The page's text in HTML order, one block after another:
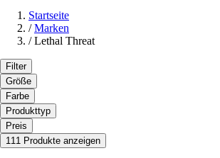
Startseite
/ Marken
/ Lethal Threat
Filter
Größe
Farbe
Produkttyp
Preis
111 Produkte anzeigen